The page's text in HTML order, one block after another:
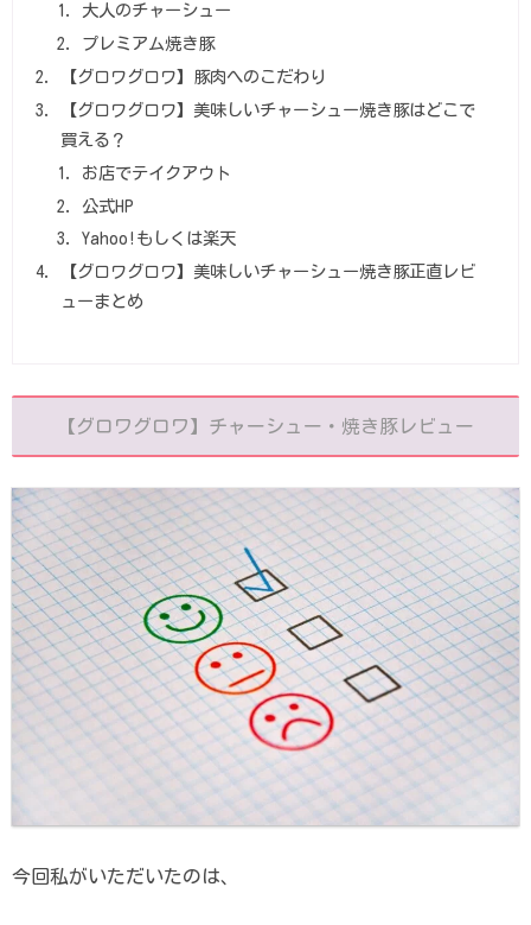
大人のチャーシュー
プレミアム焼き豚
【グロワグロワ】豚肉へのこだわり
【グロワグロワ】美味しいチャーシュー焼き豚はどこで
買える？
お店でテイクアウト
公式HP
Yahoo!もしくは楽天
【グロワグロワ】美味しいチャーシュー焼き豚正直レビ
ューまとめ
【グロワグロワ】チャーシュー・焼き豚レビュー
今回私がいただいたのは、